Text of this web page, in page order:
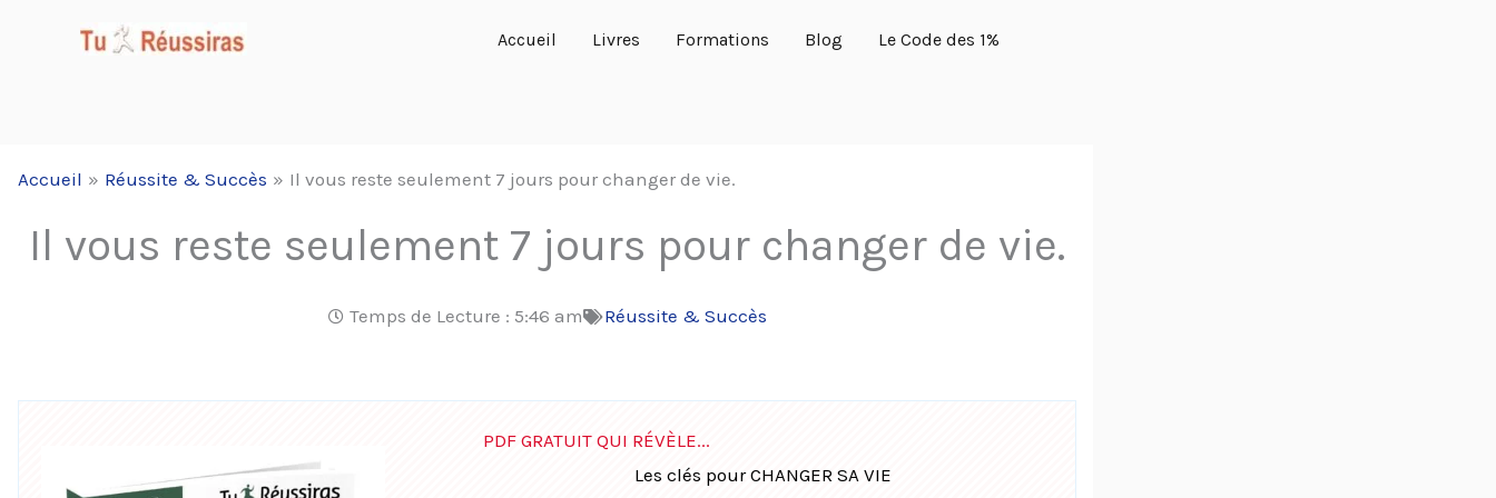
Accueil Livres Formations Blog Le Code des 1%
Accueil Réussite & Succès Il vous reste seulement 7 jours pour changer de vie.
Il vous reste seulement 7 jours pour changer de vie.
Temps de Lecture : 5:46 am Réussite & Succès
PDF GRATUIT QUI RÉVÈLE...
Les clés pour CHANGER SA VIE